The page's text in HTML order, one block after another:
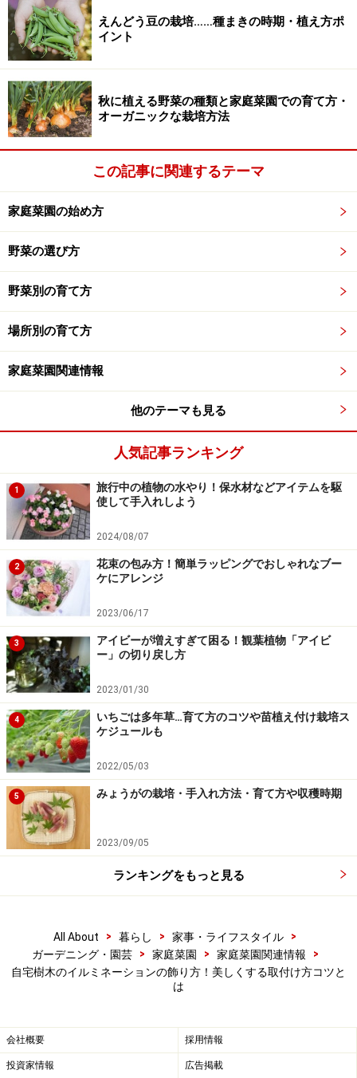
自宅の樹木のイルミネーション飾り方・取
付け方
■手順1.スイッチボックスを樹木の根元に取り付ける
このとき、正面から見えないよう、裏側に取り付ける
と、より、美しく仕上がります。
自宅の樹木へのイルミネーションの取り付け方の注意点は、
まずスイッチボックスが正面から見えないようにすること
■手順2:スイッチボックスのすぐ上から電飾を取り付け始
める
自宅の樹木へのイルミネーション飾り方は、「バインド線」
を使って、スイッチボックスのすぐ上から取り付けスタート
写真のようにスイッチボックスから電飾の端までの間の
コードが余ることがありますが、このときは余らせてお
いて、最後に処理することにします。
電球を留めるのには「バインド線」という材料を使用し
ます。銅線が黒い樹脂で覆われている、電気工事で使用
される材料です。電飾を買うとよく、つるつるとした緑
色の針金がついていることがありますが、樹木の幹は決
して緑色ではないので、かえって目立ってしまうことが
あります。また「インシュロック」という樹脂製の電材
で留める方法も紹介されていますが、これもあまりおす
すめできません。庭のフェンスなどの構造物に固定する
場合には向いていますが、伸縮しない素材のため、きち
っと固定されすぎるので、樹木のことを考えると良くな
いからです。
ここまでできたら、あとは樹形に沿って電飾を取り付け
ていくだけです。
■手順3:電球のラインを枝に沿わせていき、枝の先端に電
球を合わせて、折り返していく
枝の先端に電球を合わせます
ちょっと葉に隠れてしまっていますが、コードがひゅる
■手順4:枝の両側にコードが伝わるようにする
えんどう豆の栽培……種まきの時期・植え方ポ
イント
秋に植える野菜の種類と家庭菜園での育て方・
オーガニックな栽培方法
この記事に関連するテーマ
家庭菜園の始め方
野菜の選び方
野菜別の育て方
場所別の育て方
家庭菜園関連情報
他のテーマも見る
人気記事ランキング
1
旅行中の植物の水やり！保水材などアイテムを駆
使して手入れしよう
2024/08/07
2
花束の包み方！簡単ラッピングでおしゃれなブー
ケにアレンジ
2023/06/17
3
アイビーが増えすぎて困る！観葉植物「アイビ
ー」の切り戻し方
2023/01/30
4
いちごは多年草…育て方のコツや苗植え付け栽培ス
ケジュールも
2022/05/03
5 みょうがの栽培・手入れ方法・育て方や収穫時期
2023/09/05
ランキングをもっと見る
All About > 暮らし > 家事・ライフスタイル
>
ガーデニング・園芸
> 家庭菜園 > 家庭菜園関連情報
>
自宅樹木のイルミネーションの飾り方！美しくする取付け方コツと
は
会社概要 採用情報
投資家情報 広告掲載